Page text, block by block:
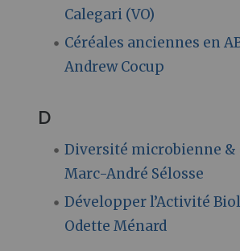
Calegari (VO)
Céréales anciennes en
Andrew Cocup
D
Diversité microbienne &
Marc-André Sélosse
Développer l’Activité
Odette Ménard